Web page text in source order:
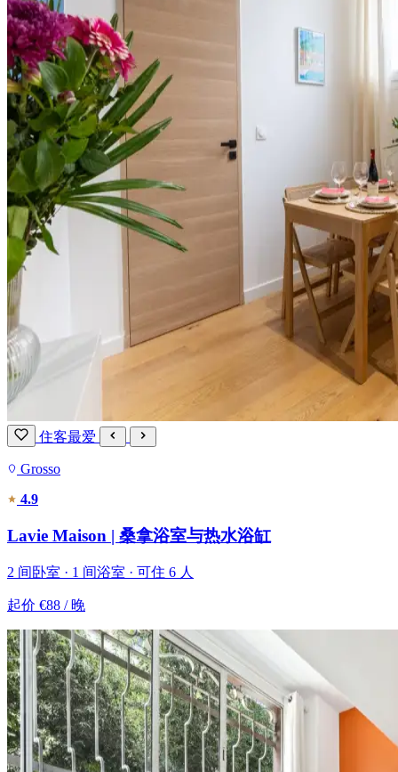
住客最爱
Grosso
4.9
Lavie Maison | 桑拿浴室与热水浴缸
2 间卧室 · 1 间浴室 · 可住 6 人
起价 €88 / 晚